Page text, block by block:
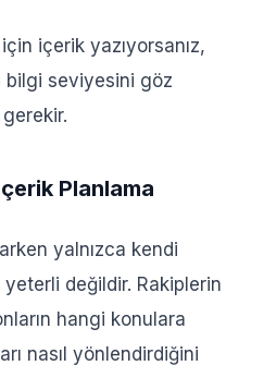
içerik yazıyorsanız,
bilgi seviyesini göz
Planlama
yalnızca kendi
değildir. Rakiplerin
hangi konulara
nasıl yönlendirdiğini